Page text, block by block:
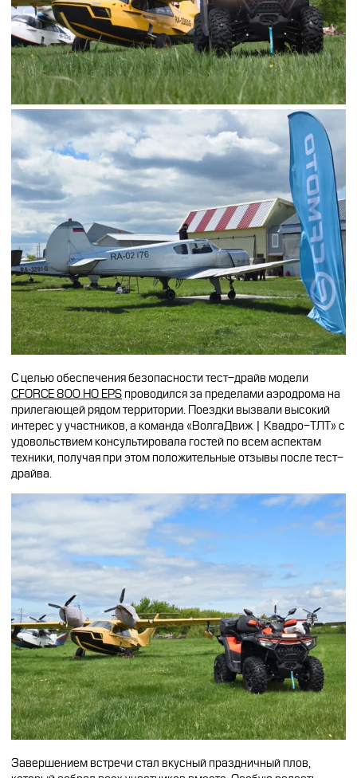
С целью обеспечения безопасности тест-драйв модели
CFORCE 800 HO EPSпроводился за пределами аэродрома на
прилегающей рядом территории. Поездки вызвали высокий
интерес у участников, а команда «ВолгаДвиж | Квадро-ТЛТ» с
удовольствием консультировала гостей по всем аспектам
техники, получая при этом положительные отзывы после тест-
драйва.
Завершением встречи стал вкусный праздничный плов,